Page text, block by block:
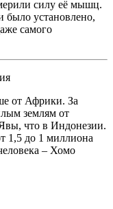
силу её мышц.
было установлено,
самого
от Африки. За
землям от
что в Индонезии.
1,5 до 1 миллиона
– Хомо